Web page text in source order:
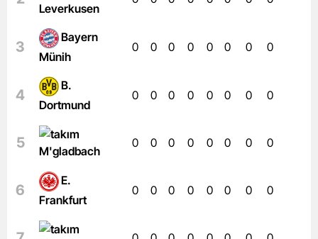
Leverkusen
3
Bayern
Münih
0 0 0 0 0 0 0 0
4
B.
Dortmund
0 0 0 0 0 0 0 0
5
M'gladbach
0 0 0 0 0 0 0 0
6
E.
Frankfurt
0 0 0 0 0 0 0 0